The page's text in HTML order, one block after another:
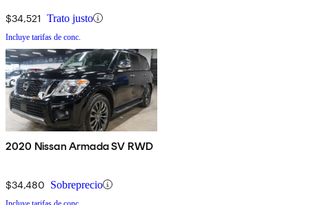
$34,521 Trato justo
Incluye tarifas de conc.
2020 Nissan Armada SV RWD
$34,480 Sobreprecio